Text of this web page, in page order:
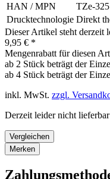
HAN / MPN
TZe-325
Drucktechnologie Direkt
Dieser Artikel steht derzeit
9,95 € *
Mengenrabatt für diesen
ab 2 Stück beträgt der
ab 4 Stück beträgt der
inkl. MwSt. zzgl.
Derzeit leider nicht lieferbar
Vergleichen
Merken